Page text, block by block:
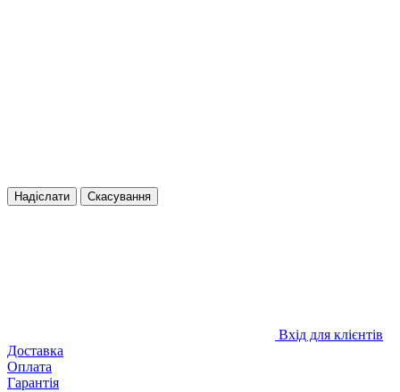
Надіслати Скасування
Вхід для клієнтів
Доставка
Оплата
Гарантія